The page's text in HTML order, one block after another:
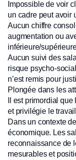
Impossible de voir
un cadre peut avoir
Aucun chiffre
augmentation ou
inférieure/
Aucun suivi des
risque psycho-
n’est remis pour
Plongée dans les
Il est primordial
et privilégie le
Dans un contexte
économique. Les
reconnaissance de
mesurables et